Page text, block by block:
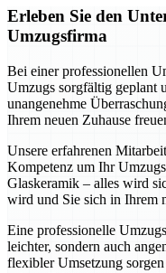
Erleben Sie den
Umzugsfirma
Bei einer professionellen
Umzugs sorgfältig geplant
unangenehme
Ihrem neuen Zuhause
Unsere erfahrenen
Kompetenz um Ihr
Glaskeramik – alles wird
wird und Sie sich in Ihrem
Eine professionelle
leichter, sondern auch
flexibler Umsetzung